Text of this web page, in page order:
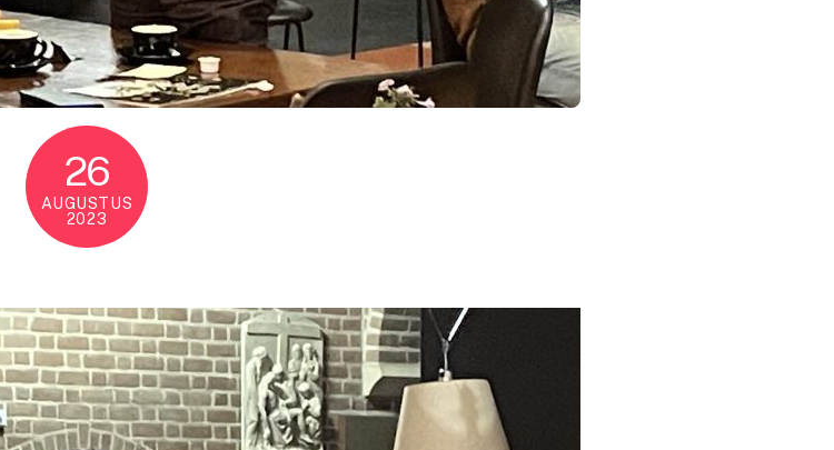
26
AUGUSTUS
2023